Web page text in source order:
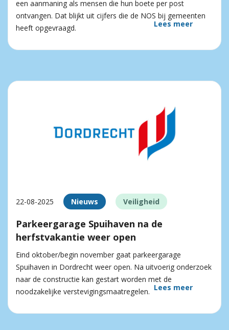
een aanmaning als mensen die hun boete per post
ontvangen. Dat blijkt uit cijfers die de NOS bij gemeenten
heeft opgevraagd.
Lees meer
22-08-2025 Nieuws Veiligheid
Parkeergarage Spuihaven na de
herfstvakantie weer open
Eind oktober/begin november gaat parkeergarage
Spuihaven in Dordrecht weer open. Na uitvoerig onderzoek
naar de constructie kan gestart worden met de
noodzakelijke verstevigingsmaatregelen. Lees meer